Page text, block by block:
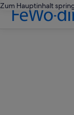
Zum Hauptinhalt